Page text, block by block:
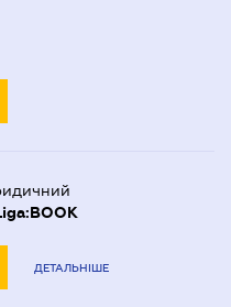
ДЕТАЛЬНІШЕ